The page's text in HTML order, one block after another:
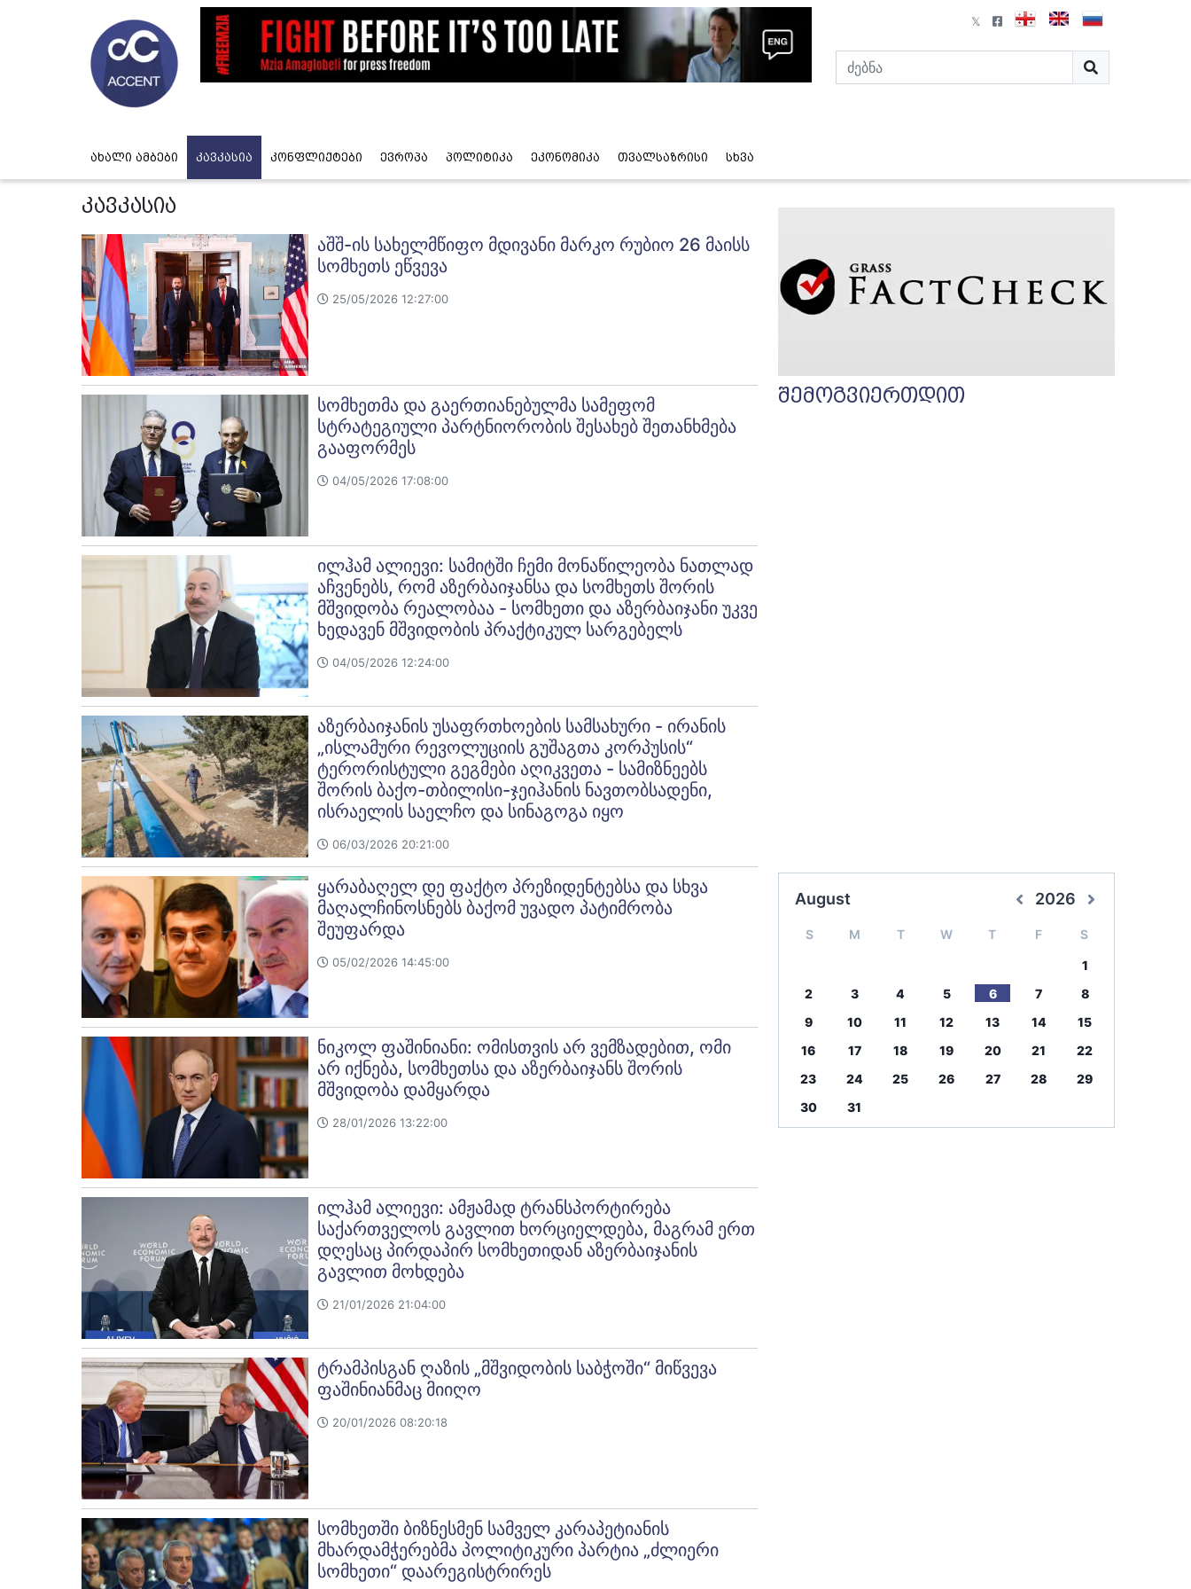
ახალი ამბები კავკასია კონფლიქტები ევროპა პოლიტიკა ეკონომიკა თვალსაზრისი სხვა
კავკასია
აშშ-ის სახელმწიფო მდივანი მარკო რუბიო 26 მაისს
სომხეთს ეწვევა
25/05/2026 12:27:00
სომხეთმა და გაერთიანებულმა სამეფომ
სტრატეგიული პარტნიორობის შესახებ შეთანხმება
გააფორმეს
04/05/2026 17:08:00
ილჰამ ალიევი: სამიტში ჩემი მონაწილეობა ნათლად
აჩვენებს, რომ აზერბაიჯანსა და სომხეთს შორის
მშვიდობა რეალობაა - სომხეთი და აზერბაიჯანი უკვე
ხედავენ მშვიდობის პრაქტიკულ სარგებელს
04/05/2026 12:24:00
აზერბაიჯანის უსაფრთხოების სამსახური - ირანის
„ისლამური რევოლუციის გუშაგთა კორპუსის“
ტერორისტული გეგმები აღიკვეთა - სამიზნეებს
შორის ბაქო-თბილისი-ჯეიჰანის ნავთობსადენი,
ისრაელის საელჩო და სინაგოგა იყო
06/03/2026 20:21:00
ყარაბაღელ დე ფაქტო პრეზიდენტებსა და სხვა
მაღალჩინოსნებს ბაქომ უვადო პატიმრობა
შეუფარდა
05/02/2026 14:45:00
ნიკოლ ფაშინიანი: ომისთვის არ ვემზადებით, ომი
არ იქნება, სომხეთსა და აზერბაიჯანს შორის
მშვიდობა დამყარდა
28/01/2026 13:22:00
ილჰამ ალიევი: ამჟამად ტრანსპორტირება
საქართველოს გავლით ხორციელდება, მაგრამ ერთ
დღესაც პირდაპირ სომხეთიდან აზერბაიჯანის
გავლით მოხდება
21/01/2026 21:04:00
ტრამპისგან ღაზის „მშვიდობის საბჭოში“ მიწვევა
ფაშინიანმაც მიიღო
20/01/2026 08:20:18
სომხეთში ბიზნესმენ სამველ კარაპეტიანის
მხარდამჭერებმა პოლიტიკური პარტია „ძლიერი
სომხეთი“ დაარეგისტრირეს
შემოგვიერთდით
August 2026
S M T W T F S
1
2
3 4 5 6 7
8
9
10 11 12 13 14
15
16
17 18 19 20 21
22
23
24 25 26 27 28
29
30
31